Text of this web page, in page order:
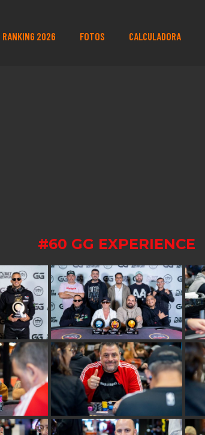
RANKING 2026 FOTOS CALCULADORA
#60 GG EXPERIENCE